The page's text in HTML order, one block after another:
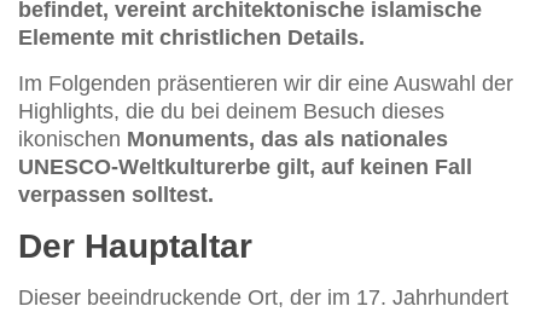
befindet, vereint architektonische islamische
Elemente mit christlichen Details.
Im Folgenden präsentieren wir dir eine Auswahl der
Highlights, die du bei deinem Besuch dieses
ikonischen Monuments, das als nationales
UNESCO-Weltkulturerbe gilt, auf keinen Fall
verpassen solltest.
Der Hauptaltar
Dieser beeindruckende Ort, der im 17. Jahrhundert